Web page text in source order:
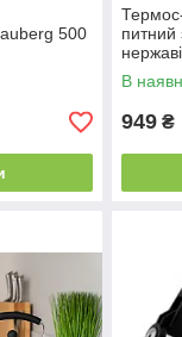
500
питний
В
949 ₴